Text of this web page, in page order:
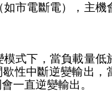
如市電斷電），主機
模式下，當負載量低
歇性中斷逆變輸出，
一直逆變輸出。